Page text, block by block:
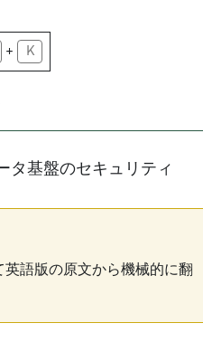
+ K
タ基盤のセキュリティ
英語版の原文から機械的に翻